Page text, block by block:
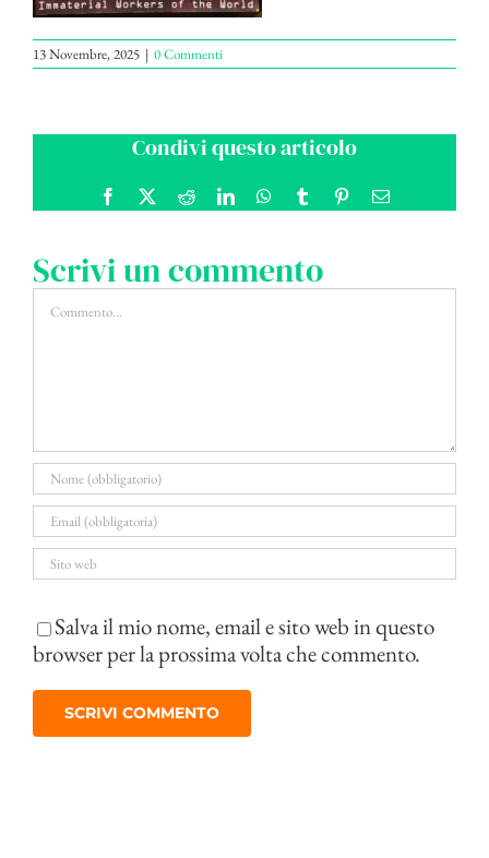
13 Novembre, 2025 | 0 Commenti
Condivi questo articolo
Facebook RedditLinkedInWhatsApp
Tumblr PinterestEmail
Scrivi un commento
Commento
Salva il mio nome, email e sito web in questo
browser per la prossima volta che commento.